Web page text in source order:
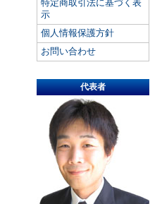
特定商取引法に基づく表
示
個人情報保護方針
お問い合わせ
代表者